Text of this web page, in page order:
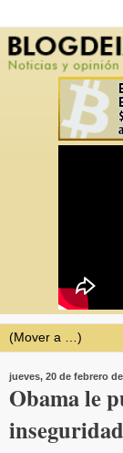
jueves, 20 de febrero
Obama le